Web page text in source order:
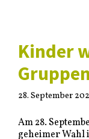
Kinder
28. September
Am 28.
geheimer Wahl